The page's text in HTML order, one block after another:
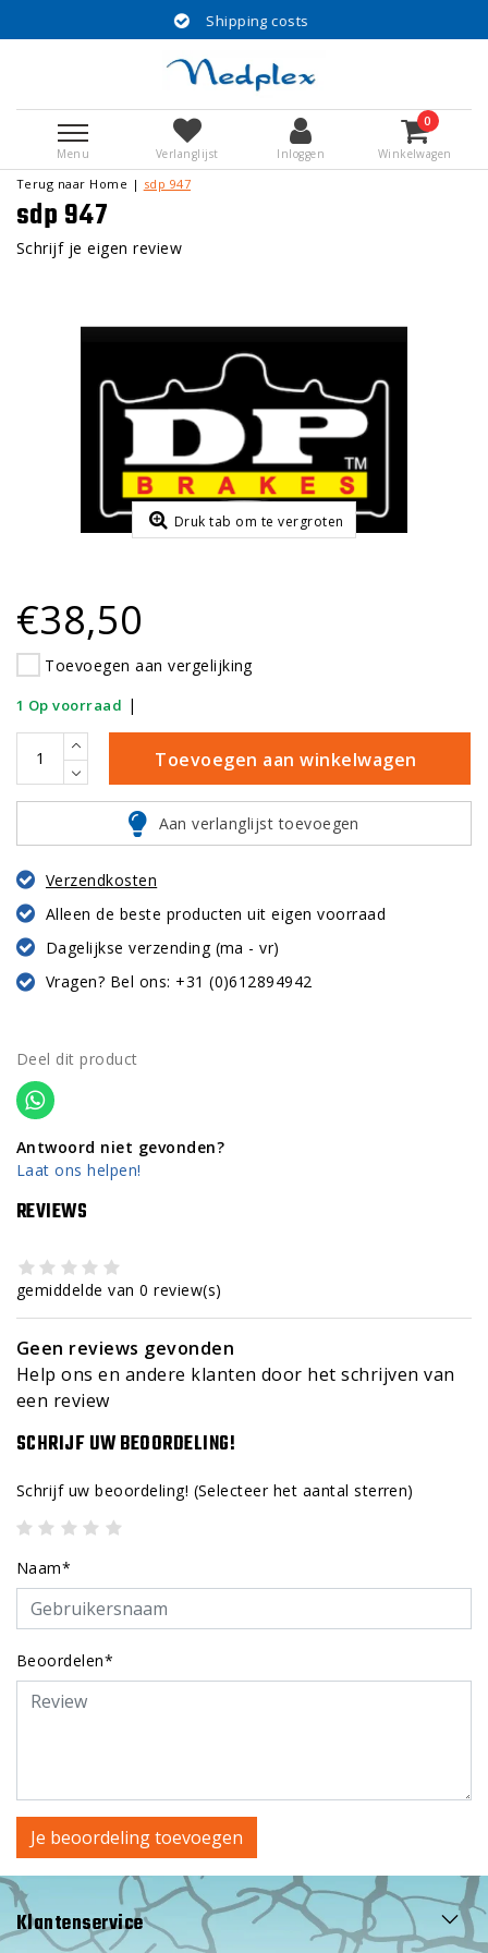
Shipping costs
Menu Verlanglijst Inloggen
0
Winkelwagen
Terug naar Home | sdp 947
sdp 947
Schrijf je eigen review
Druk tab om te vergroten
€38,50
Toevoegen aan vergelijking
1 Op voorraad |
Toevoegen aan winkelwagen
Aan verlanglijst toevoegen
Verzendkosten
Alleen de beste producten uit eigen voorraad
Dagelijkse verzending (ma - vr)
Vragen? Bel ons: +31 (0)612894942
Deel dit product
Antwoord niet gevonden?
Laat ons helpen!
REVIEWS
gemiddelde van 0 review(s)
Geen reviews gevonden
Help ons en andere klanten door het schrijven van
een review
SCHRIJF UW BEOORDELING!
Schrijf uw beoordeling! (Selecteer het aantal sterren)
Naam*
Beoordelen*
Je beoordeling toevoegen
Klantenservice